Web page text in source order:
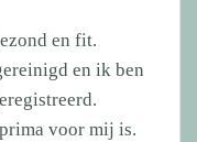
en fit.
en ik ben
voor mij is.